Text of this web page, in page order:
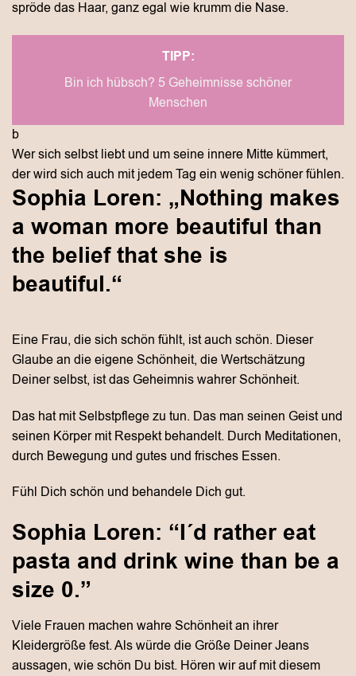
spröde das Haar, ganz egal wie krumm die Nase.
TIPP:
Bin ich hübsch? 5 Geheimnisse schöner
Menschen
b
Wer sich selbst liebt und um seine innere Mitte kümmert,
der wird sich auch mit jedem Tag ein wenig schöner fühlen.
Sophia Loren: „Nothing makes
a woman more beautiful than
the belief that she is
beautiful.“
Eine Frau, die sich schön fühlt, ist auch schön. Dieser
Glaube an die eigene Schönheit, die Wertschätzung
Deiner selbst, ist das Geheimnis wahrer Schönheit.
Das hat mit Selbstpflege zu tun. Das man seinen Geist und
seinen Körper mit Respekt behandelt. Durch Meditationen,
durch Bewegung und gutes und frisches Essen.
Fühl Dich schön und behandele Dich gut.
Sophia Loren: “I´d rather eat
pasta and drink wine than be a
size 0.”
Viele Frauen machen wahre Schönheit an ihrer
Kleidergröße fest. Als würde die Größe Deiner Jeans
aussagen, wie schön Du bist. Hören wir auf mit diesem